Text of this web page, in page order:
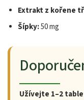
Extrakt z kořene
Šípky:50 mg
Užívejte 1–2